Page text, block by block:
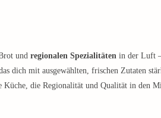
und regionalen Spezialitäten in der Luft
das dich mit ausgewählten, frischen Zutaten
die Regionalität und Qualität in den